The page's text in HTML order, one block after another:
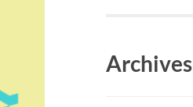
Archives